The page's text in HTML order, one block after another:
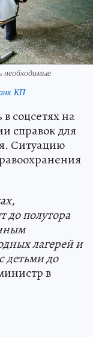
необходимые
КП
соцсетях на
справок для
Ситуацию
до полутора
лагерей и
детьми до
в